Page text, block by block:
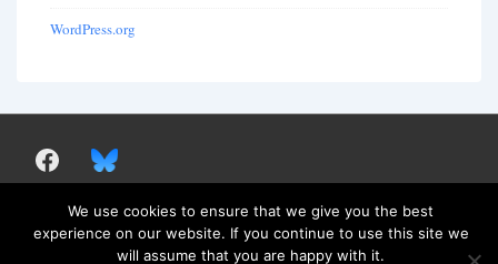
WordPress.org
Copyright© 2026Societas Patristica Fennica
We use cookies to ensure that we give you the best
experience on our website. If you continue to use this site we
will assume that you are happy with it.